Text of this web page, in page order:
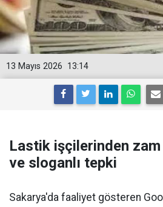
13:14
13 Mayıs 2026
Lastik işçilerinden zam
ve sloganlı tepki
Sakarya'da faaliyet gösteren